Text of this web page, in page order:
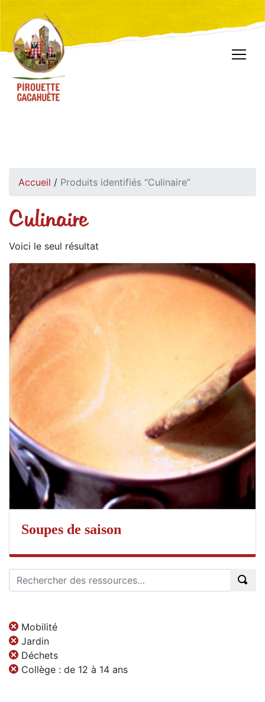
Accueil / Produits identifiés “Culinaire”
Culinaire
Voici le seul résultat
Soupes de saison
Mobilité
Jardin
Déchets
Collège : de 12 à 14 ans